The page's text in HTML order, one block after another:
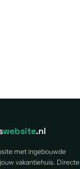
website.nl
met ingebouwde
vakantiehuis. Directe